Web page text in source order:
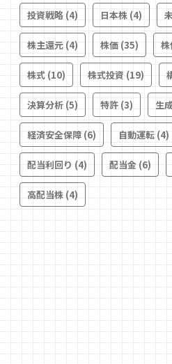
投資戦略 (4) 日本株 (4)
株主還元 (4) 株価 (35)
株式 (10) 株式投資 (19)
決算分析 (5) 特許 (3) 生
経済安全保障 (6) 自動運転 (4)
配当利回り (4) 配当金 (6)
高配当株 (4)